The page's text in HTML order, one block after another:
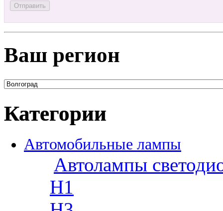
Ваш регион
Категории
Автомобильные лампы
Автолампы
H1